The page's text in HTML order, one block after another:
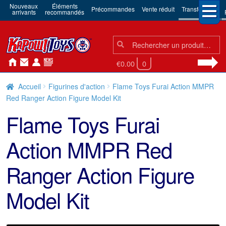
Nouveaux
arrivants
Éléments
recommandés Précommandes Vente réduit Transformers
Chercher:
Chercher
€0.00 0
Accueil Figurines d'action
Flame Toys Furai Action MMPR
Red Ranger Action Figure Model Kit
Flame Toys Furai
Action MMPR Red
Ranger Action Figure
Model Kit